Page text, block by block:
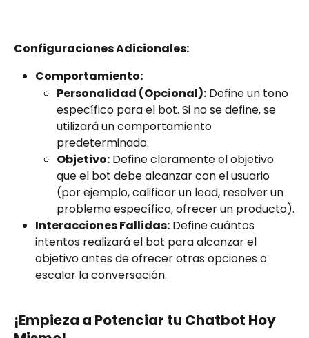
Configuraciones Adicionales:
Comportamiento:
Personalidad (Opcional): Define un tono
específico para el bot. Si no se define, se
utilizará un comportamiento
predeterminado.
Objetivo: Define claramente el objetivo
que el bot debe alcanzar con el usuario
(por ejemplo, calificar un lead, resolver un
problema específico, ofrecer un producto).
Interacciones Fallidas: Define cuántos
intentos realizará el bot para alcanzar el
objetivo antes de ofrecer otras opciones o
escalar la conversación.
¡Empieza a Potenciar tu Chatbot Hoy